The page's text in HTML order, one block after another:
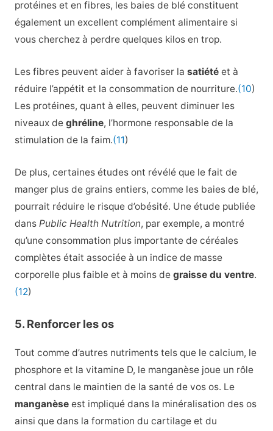
protéines et en fibres, les baies de blé constituent
également un excellent complément alimentaire si
vous cherchez à perdre quelques kilos en trop.
Les fibres peuvent aider à favoriser la satiétéet à
réduire l’appétit et la consommation de nourriture.(10)
Les protéines, quant à elles, peuvent diminuer les
niveaux de ghréline, l’hormone responsable de la
stimulation de la faim.(11)
De plus, certaines études ont révélé que le fait de
manger plus de grains entiers, comme les baies de blé,
pourrait réduire le risque d’obésité. Une étude publiée
dans Public Health Nutrition, par exemple, a montré
qu’une consommation plus importante de céréales
complètes était associée à un indice de masse
corporelle plus faible et à moins de graisse du ventre.
(12)
5. Renforcer les os
Tout comme d’autres nutriments tels que le calcium, le
phosphore et la vitamine D, le manganèse joue un rôle
central dans le maintien de la santé de vos os. Le
manganèseest impliqué dans la minéralisation des os
ainsi que dans la formation du cartilage et du